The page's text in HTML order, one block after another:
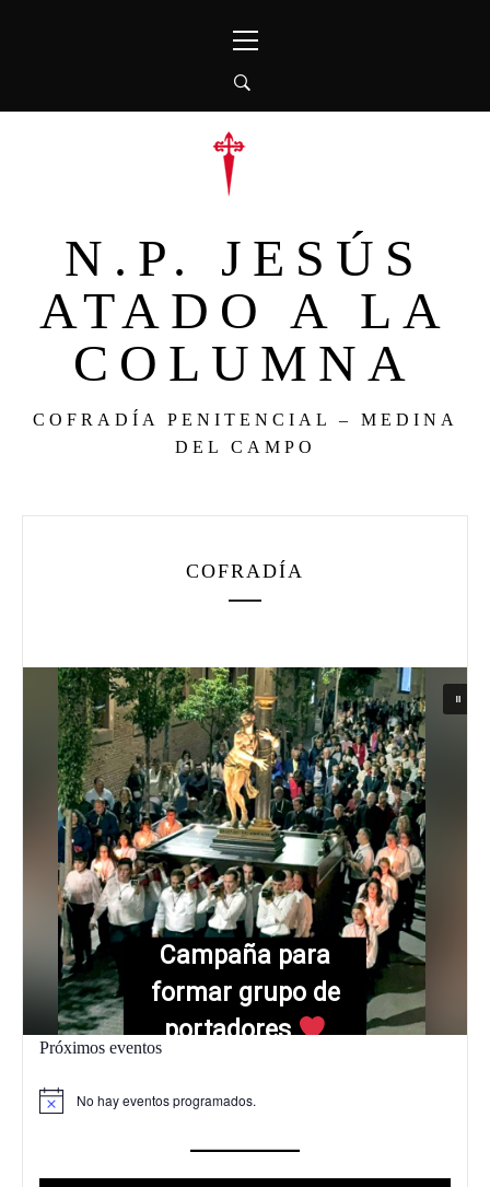
principal
N.P. JESÚS
ATADO A LA
COLUMNA
COFRADÍA PENITENCIAL – MEDINA
DEL CAMPO
COFRADÍA
Campaña para
formar grupo de
portadores
Anímate!!!
Próximos eventos
Aviso No hay eventos programados.